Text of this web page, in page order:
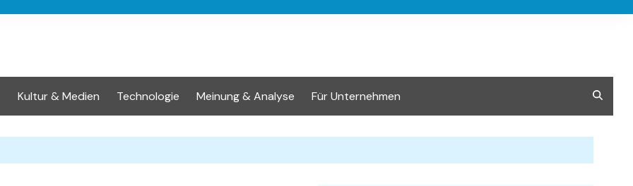
Kultur & Medien Technologie Meinung & Analyse Für Unternehmen